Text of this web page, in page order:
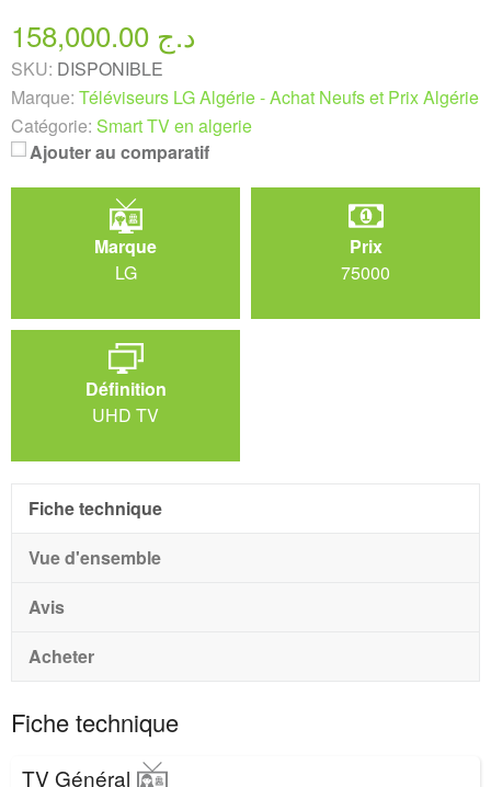
158,000.00 د.ج
SKU: DISPONIBLE
Marque: Téléviseurs LG Algérie - Achat Neufs et Prix Algérie
Catégorie: Smart TV en algerie
Ajouter au comparatif
Marque
LG
Prix
75000
Définition
UHD TV
Fiche technique
Vue d'ensemble
Avis
Acheter
Fiche technique
TV Général